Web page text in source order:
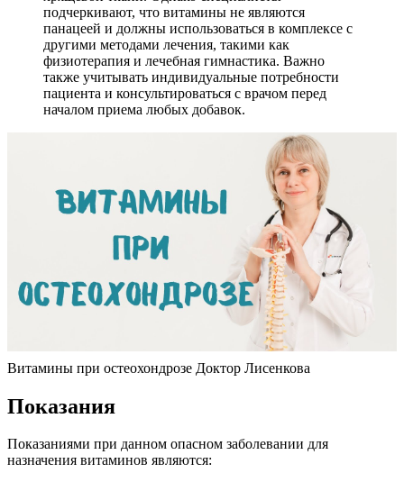
подчеркивают, что витамины не являются
панацеей и должны использоваться в комплексе с
другими методами лечения, такими как
физиотерапия и лечебная гимнастика. Важно
также учитывать индивидуальные потребности
пациента и консультироваться с врачом перед
началом приема любых добавок.
Витамины при остеохондрозе Доктор Лисенкова
Показания
Показаниями при данном опасном заболевании для
назначения витаминов являются: